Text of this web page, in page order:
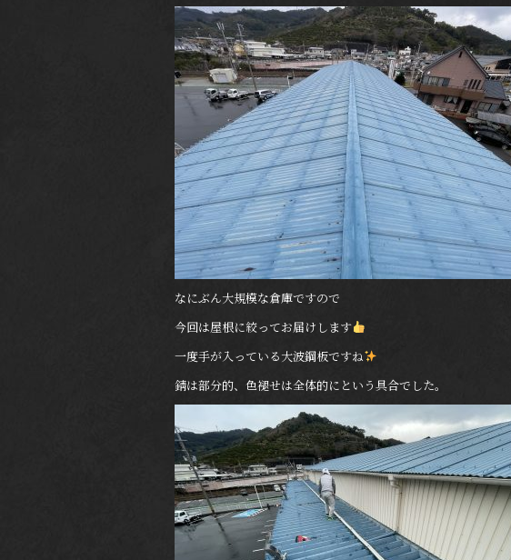
なにぶん大規模な倉庫ですので
今回は屋根に絞ってお届けします
一度手が入っている大波鋼板ですね
錆は部分的、色褪せは全体的にという具合でした。